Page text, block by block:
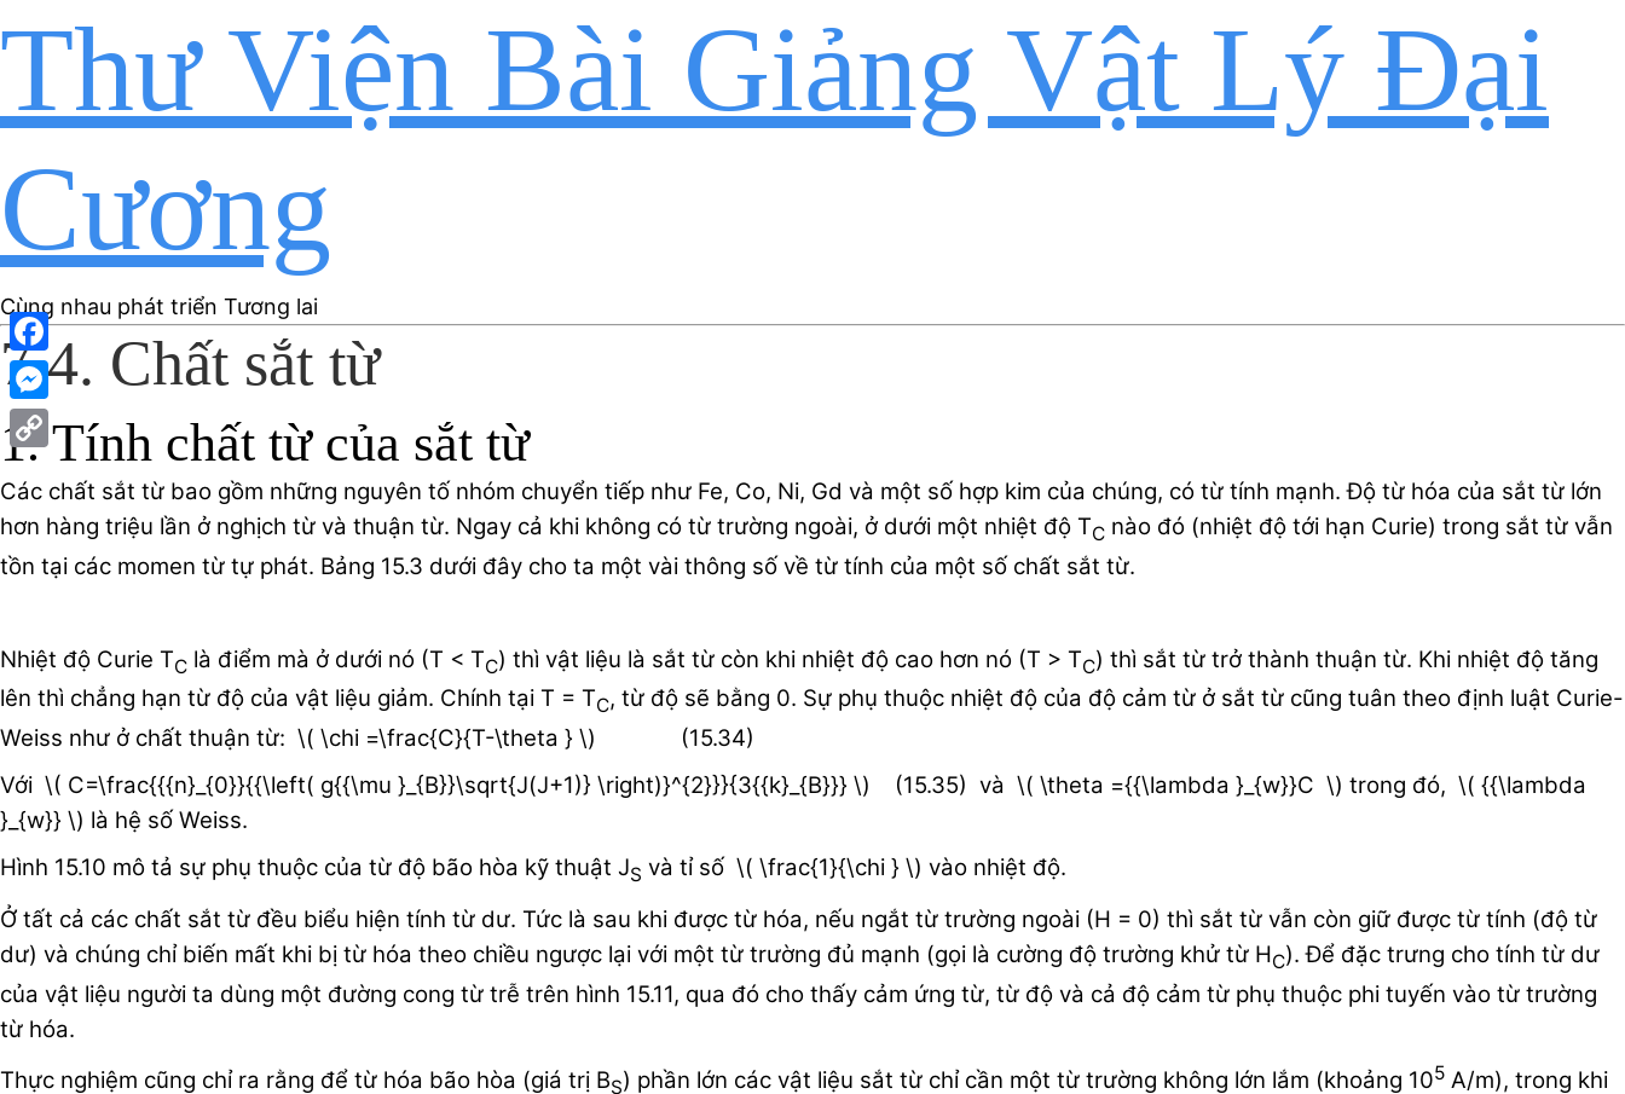
Thư Viện Bài Giảng Vật Lý Đại
Cương
Cùng nhau phát triển Tương lai
7.4. Chất sắt từ
1. Tính chất từ của sắt từ
Các chất sắt từ bao gồm những nguyên tố nhóm chuyển tiếp như Fe, Co, Ni, Gd và một số hợp kim của chúng, có từ tính mạnh. Độ từ hóa của sắt từ lớn
hơn hàng triệu lần ở nghịch từ và thuận từ. Ngay cả khi không có từ trường ngoài, ở dưới một nhiệt độ TC nào đó (nhiệt độ tới hạn Curie) trong sắt từ vẫn
tồn tại các momen từ tự phát. Bảng 15.3 dưới đây cho ta một vài thông số về từ tính của một số chất sắt từ.
Nhiệt độ Curie TC là điểm mà ở dưới nó (T < TC) thì vật liệu là sắt từ còn khi nhiệt độ cao hơn nó (T > TC) thì sắt từ trở thành thuận từ. Khi nhiệt độ tăng
lên thì chẳng hạn từ độ của vật liệu giảm. Chính tại T = TC, từ độ sẽ bằng 0. Sự phụ thuộc nhiệt độ của độ cảm từ ở sắt từ cũng tuân theo định luật Curie-
Weiss như ở chất thuận từ: \( \chi =\frac{C}{T-\theta } \) (15.34)
Với \( C=\frac{{{n}_{0}}{{\left( g{{\mu }_{B}}\sqrt{J(J+1)} \right)}^{2}}}{3{{k}_{B}}} \) (15.35) và \( \theta ={{\lambda }_{w}}C \) trong đó, \( {{\lambda
}_{w}} \) là hệ số Weiss.
Hình 15.10 mô tả sự phụ thuộc của từ độ bão hòa kỹ thuật JS và tỉ số \( \frac{1}{\chi } \) vào nhiệt độ.
Ở tất cả các chất sắt từ đều biểu hiện tính từ dư. Tức là sau khi được từ hóa, nếu ngắt từ trường ngoài (H = 0) thì sắt từ vẫn còn giữ được từ tính (độ từ
dư) và chúng chỉ biến mất khi bị từ hóa theo chiều ngược lại với một từ trường đủ mạnh (gọi là cường độ trường khử từ HC). Để đặc trưng cho tính từ dư
của vật liệu người ta dùng một đường cong từ trễ trên hình 15.11, qua đó cho thấy cảm ứng từ, từ độ và cả độ cảm từ phụ thuộc phi tuyến vào từ trường
từ hóa.
Thực nghiệm cũng chỉ ra rằng để từ hóa bão hòa (giá trị BS) phần lớn các vật liệu sắt từ chỉ cần một từ trường không lớn lắm (khoảng 105 A/m), trong khi
Facebook
Messenger
Copy
Link